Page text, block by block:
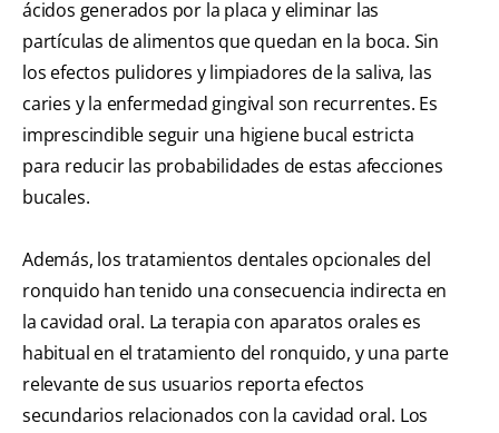
ácidos generados por la placa y eliminar las
partículas de alimentos que quedan en la boca. Sin
los efectos pulidores y limpiadores de la saliva, las
caries y la enfermedad gingival son recurrentes. Es
imprescindible seguir una higiene bucal estricta
para reducir las probabilidades de estas afecciones
bucales.
Además, los tratamientos dentales opcionales del
ronquido han tenido una consecuencia indirecta en
la cavidad oral. La terapia con aparatos orales es
habitual en el tratamiento del ronquido, y una parte
relevante de sus usuarios reporta efectos
secundarios relacionados con la cavidad oral. Los